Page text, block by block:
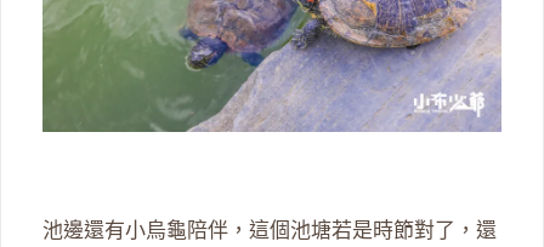
池邊還有小烏龜陪伴，這個池塘若是時節對了，還